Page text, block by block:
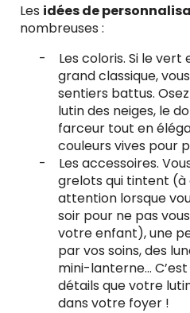
Les idées de
nombreuses :
-
Les coloris. Si le vert
grand classique,
sentiers battus.
lutin des neiges, le
farceur tout en
couleurs vives pour
-
Les accessoires.
grelots qui tintent
attention lorsque
soir pour ne pas
votre enfant), une
par vos soins, des
mini-lanterne…
détails que votre
dans votre foyer !